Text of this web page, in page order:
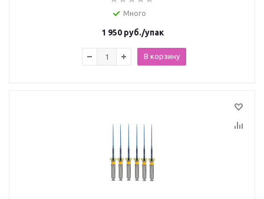
Много
1 950руб./упак
В корзину